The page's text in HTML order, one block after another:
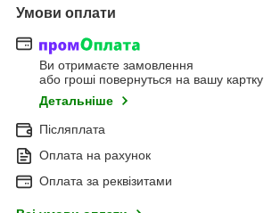
Умови оплати
Ви отримаєте замовлення
або гроші повернуться на вашу картку
Детальніше
Післяплата
Оплата на рахунок
Оплата за реквізитами